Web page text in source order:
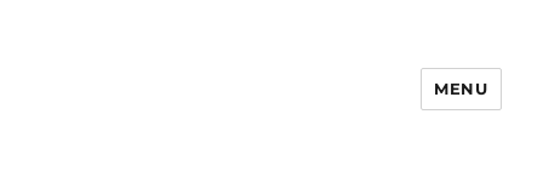
MENU